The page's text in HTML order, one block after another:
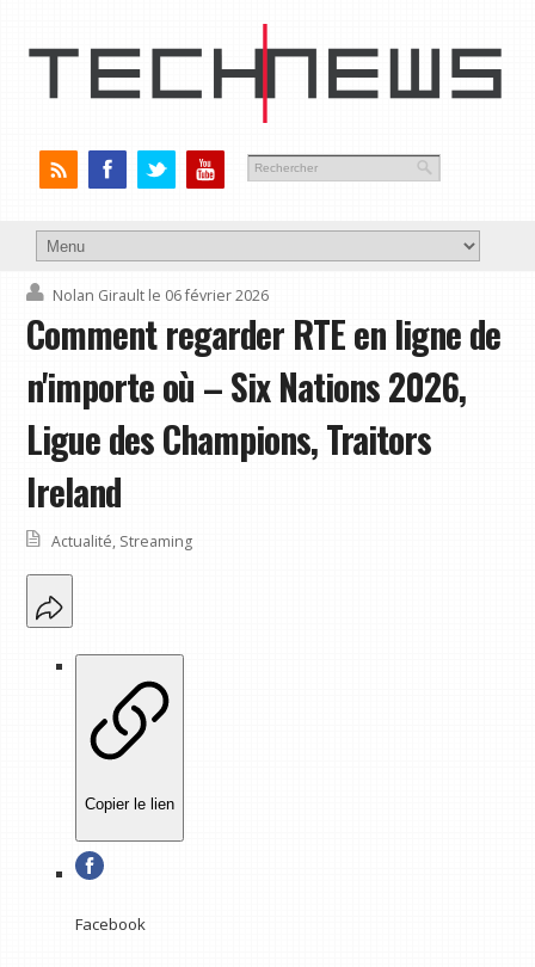
Nolan Girault le 06 février 2026
Comment regarder RTE en ligne de
n'importe où – Six Nations 2026,
Ligue des Champions, Traitors
Ireland
Actualité, Streaming
Copier le lien
Facebook